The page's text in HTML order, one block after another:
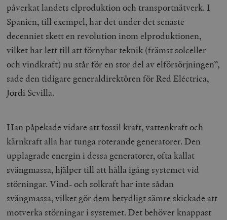
påverkat landets elproduktion och transportnätverk. I
Spanien, till exempel, har det under det senaste
decenniet skett en revolution inom elproduktionen,
vilket har lett till att förnybar teknik (främst solceller
och vindkraft) nu står för en stor del av elförsörjningen”,
sade den tidigare generaldirektören för Red Eléctrica,
Jordi Sevilla.
Han påpekade vidare att fossil kraft, vattenkraft och
kärnkraft alla har tunga roterande generatorer. Den
upplagrade energin i dessa generatorer, ofta kallat
svängmassa, hjälper till att hålla igång systemet vid
störningar. Vind- och solkraft har inte sådan
svängmassa, vilket gör dem betydligt sämre skickade att
motverka störningar i systemet. Det behöver knappast